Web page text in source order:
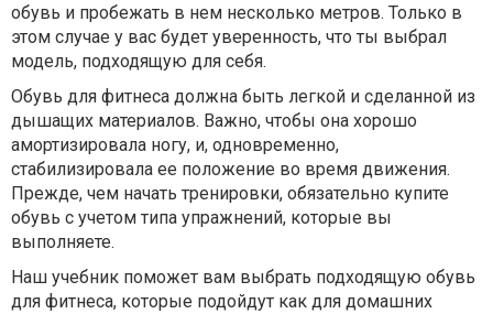
обувь и пробежать в нем несколько метров. Только в
этом случае у вас будет уверенность, что ты выбрал
модель, подходящую для себя.
Обувь для фитнеса должна быть легкой и сделанной из
дышащих материалов. Важно, чтобы она хорошо
амортизировала ногу, и, одновременно,
стабилизировала ее положение во время движения.
Прежде, чем начать тренировки, обязательно купите
обувь с учетом типа упражнений, которые вы
выполняете.
Наш учебник поможет вам выбрать подходящую обувь
для фитнеса, которые подойдут как для домашних